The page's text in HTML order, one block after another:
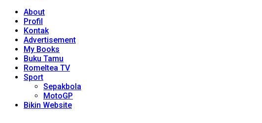
About
Profil
Kontak
Advertisement
My Books
Buku Tamu
Romeltea TV
Sport
Sepakbola
MotoGP
Bikin Website